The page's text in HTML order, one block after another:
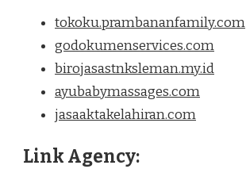
tokoku.prambananfamily.com
godokumenservices.com
birojasastnksleman.my.id
ayubabymassages.com
jasaaktakelahiran.com
Link Agency: